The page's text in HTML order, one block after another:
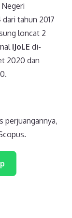
tahun 2017
loncat 2
IJoLE di-
2020 dan
perjuangannya,